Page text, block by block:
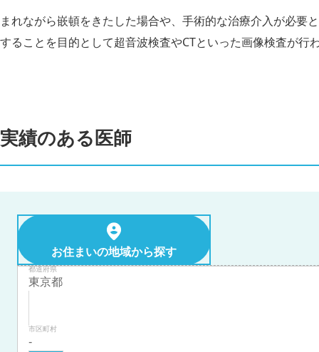
まれながら嵌頓をきたした場合や、手術的な治療介入が必要
することを目的として超音波検査やCTといった画像検査が行
実績のある医師
お住まいの地域から探す
都道府県
市区町村